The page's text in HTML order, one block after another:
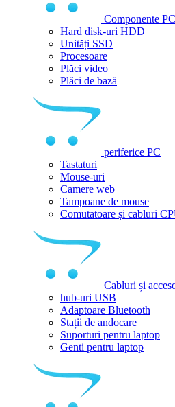
Componente PC
Hard disk-uri HDD
Unități SSD
Procesoare
Plăci video
Plăci de bază
periferice PC
Tastaturi
Mouse-uri
Camere web
Tampoane de mouse
Comutatoare și cabluri
Cabluri și
hub-uri USB
Adaptoare Bluetooth
Stații de andocare
Suporturi pentru laptop
Genti pentru laptop